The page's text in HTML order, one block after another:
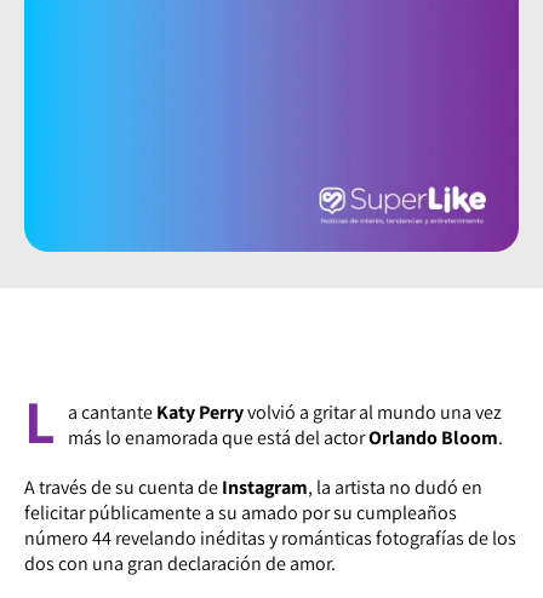
L a cantanteKaty Perryvolvió a gritar al mundo una vez
más lo enamorada que está del actorOrlando Bloom.
A través de su cuenta deInstagram, la artista no dudó en
felicitar públicamente a su amado por su cumpleaños
número 44 revelando inéditas y románticas fotografías de los
dos con una gran declaración de amor.